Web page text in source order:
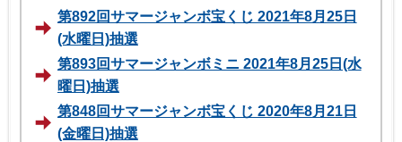
第892回サマージャンボ宝くじ 2021年8月25日
(水曜日)抽選
第893回サマージャンボミニ 2021年8月25日(水
曜日)抽選
第848回サマージャンボ宝くじ 2020年8月21日
(金曜日)抽選